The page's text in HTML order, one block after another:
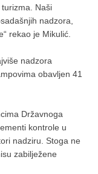
Naši
nadzora,
rekao je Mikulić.
nadzora
obavljen 41
Državnoga
kontrole u
nadziru. Stoga ne
zabilježene